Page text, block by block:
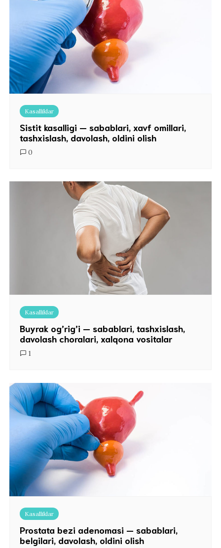
Kasalliklar
Sistit kasalligi — sabablari, xavf omillari,
tashxislash, davolash, oldini olish
0
Kasalliklar
Buyrak og’rig’i — sabablari, tashxislash,
davolash choralari, xalqona vositalar
1
Kasalliklar
Prostata bezi adenomasi — sabablari,
belgilari, davolash, oldini olish